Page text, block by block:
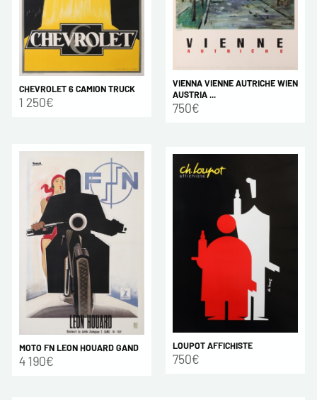
CHEVROLET 6 CAMION TRUCK
1 250€
VIENNA VIENNE AUTRICHE WIEN
AUSTRIA ...
750€
MOTO FN LEON HOUARD GAND
4 190€
LOUPOT AFFICHISTE
750€